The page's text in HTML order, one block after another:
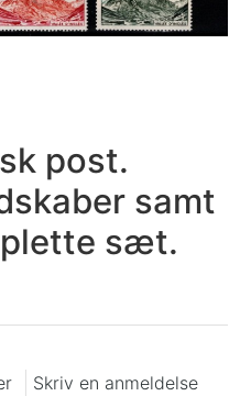
post.
samt
sæt.
Skriv en anmeldelse